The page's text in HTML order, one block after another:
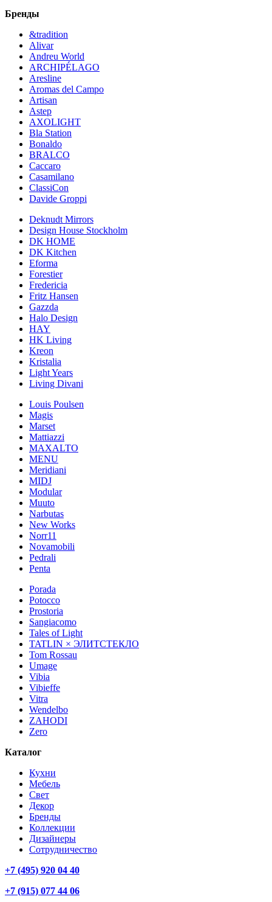
Бренды
&tradition
Alivar
Andreu World
ARCHIPÉLAGO
Aresline
Aromas del Campo
Artisan
Astep
AXOLIGHT
Bla Station
Bonaldo
BRALCO
Caccaro
Casamilano
ClassiCon
Davide Groppi
Deknudt Mirrors
Design House Stockholm
DK HOME
DK Kitchen
Eforma
Forestier
Fredericia
Fritz Hansen
Gazzda
Halo Design
HAY
HK Living
Kreon
Kristalia
Light Years
Living Divani
Louis Poulsen
Magis
Marset
Mattiazzi
MAXALTO
MENU
Meridiani
MIDJ
Modular
Muuto
Narbutas
New Works
Norr11
Novamobili
Pedrali
Penta
Porada
Potocco
Prostoria
Sangiacomo
Tales of Light
TATLIN × ЭЛИТСТЕКЛО
Tom Rossau
Umage
Vibia
Vibieffe
Vitra
Wendelbo
ZAHODI
Zero
Каталог
Кухни
Мебель
Свет
Декор
Бренды
Коллекции
Дизайнеры
Сотрудничество
+7 (495) 920 04 40
+7 (915) 077 44 06